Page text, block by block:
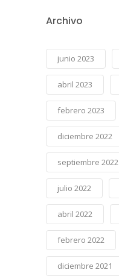
Archivo
junio 2023
abril 2023
febrero 2023
diciembre 2022
septiembre 2022
julio 2022
abril 2022
febrero 2022
diciembre 2021